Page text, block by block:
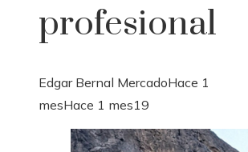
profesional
Edgar Bernal MercadoHace 1
mesHace 1 mes19